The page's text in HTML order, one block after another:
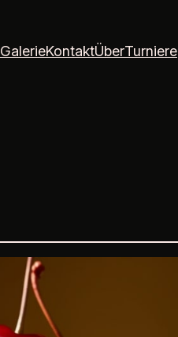
GalerieKontaktÜberTurniere